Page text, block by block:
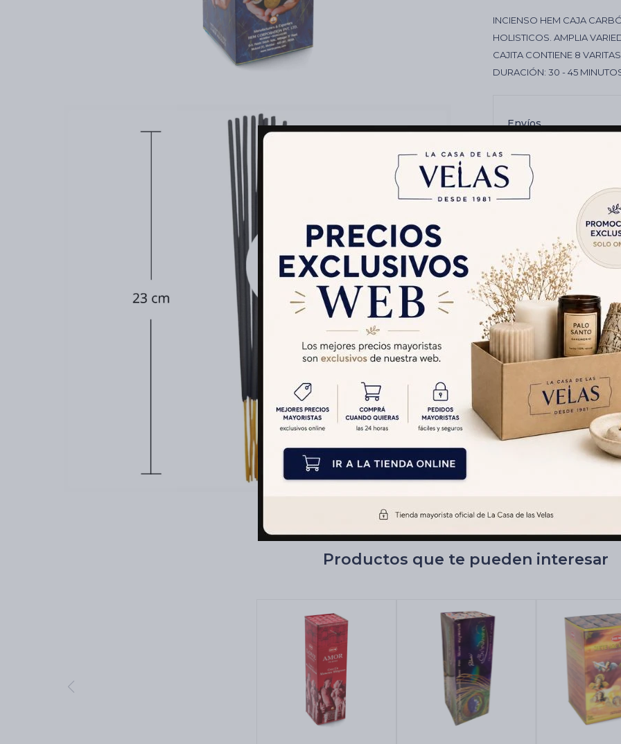
INCIENSO HEM CAJA
HOLISTICOS. AMPLIA
CAJITA CONTIENE 8 VARITAS
DURACIÓN: 30 - 45
Envíos
Cambios y
Medios de pago
Características
Productos que te pueden interesar